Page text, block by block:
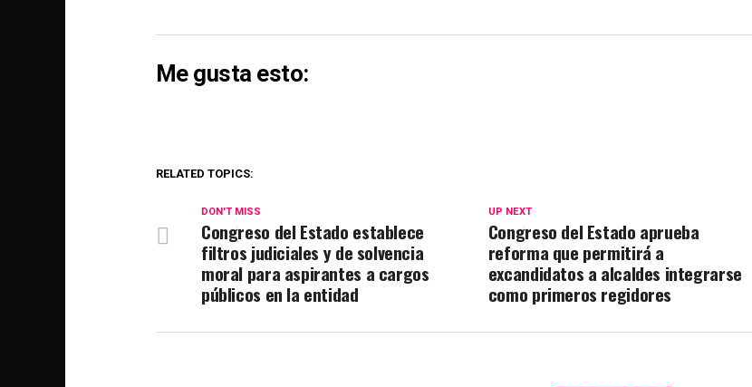
Me gusta esto:
RELATED TOPICS:
UP NEXT
Congreso del Estado aprueba
reforma que permitirá a
excandidatos a alcaldes integrarse
como primeros regidores
DON'T MISS
Congreso del Estado establece
filtros judiciales y de solvencia
moral para aspirantes a cargos
públicos en la entidad